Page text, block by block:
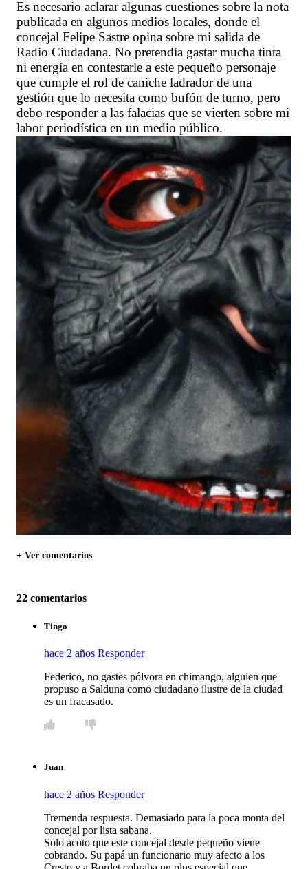
Es necesario aclarar algunas cuestiones sobre la nota
publicada en algunos medios locales, donde el
concejal Felipe Sastre opina sobre mi salida de
Radio Ciudadana. No pretendía gastar mucha tinta
ni energía en contestarle a este pequeño personaje
que cumple el rol de caniche ladrador de una
gestión que lo necesita como bufón de turno, pero
debo responder a las falacias que se vierten sobre mi
labor periodística en un medio público.
+ Ver comentarios
22 comentarios
Tingo
hace 2 años Responder
Federico, no gastes pólvora en chimango, alguien que
propuso a Salduna como ciudadano ilustre de la ciudad
es un fracasado.
Juan
hace 2 años Responder
Tremenda respuesta. Demasiado para la poca monta del
concejal por lista sabana.
Solo acoto que este concejal desde pequeño viene
cobrando. Su papá un funcionario muy afecto a los